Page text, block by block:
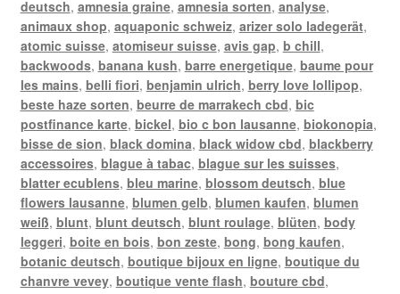
deutsch, amnesia graine, amnesia sorten, analyse,
animaux shop, aquaponic schweiz, arizer solo ladegerät,
atomic suisse, atomiseur suisse, avis gap, b chill,
backwoods, banana kush, barre energetique, baume pour
les mains, belli fiori, benjamin ulrich, berry love lollipop,
beste haze sorten, beurre de marrakech cbd, bic
postfinance karte, bickel, bio c bon lausanne, biokonopia,
bisse de sion, black domina, black widow cbd, blackberry
accessoires, blague à tabac, blague sur les suisses,
blatter ecublens, bleu marine, blossom deutsch, blue
flowers lausanne, blumen gelb, blumen kaufen, blumen
weiß, blunt, blunt deutsch, blunt roulage, blüten, body
leggeri, boite en bois, bon zeste, bong, bong kaufen,
botanic deutsch, boutique bijoux en ligne, boutique du
chanvre vevey, boutique vente flash, bouture cbd,